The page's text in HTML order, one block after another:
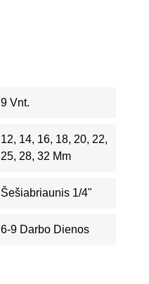
9 Vnt.
12, 14, 16, 18, 20, 22,
25, 28, 32 Mm
Šešiabriaunis 1/4"
6-9 Darbo Dienos